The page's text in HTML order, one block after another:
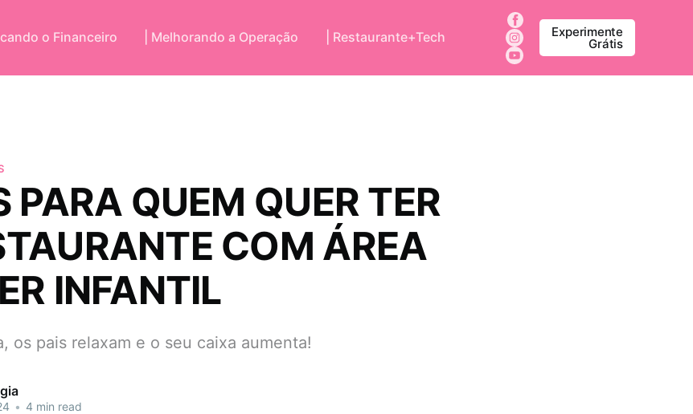
o Financeiro | Melhorando a Operação | Restaurante+Tech Experimente
Grátis
PARA QUEM QUER TER
COM ÁREA
INFANTIL
os pais relaxam e o seu caixa aumenta!
• 4 min read